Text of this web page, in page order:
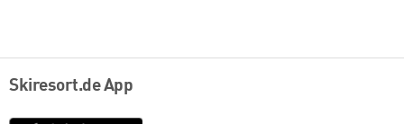
Skiresort.de App